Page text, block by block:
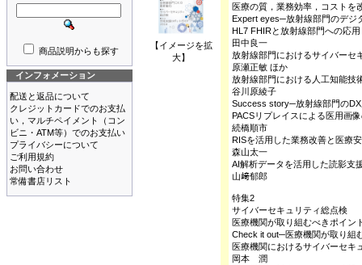
商品説明からも探す
インフォメーション
配送と返品について
クレジットカードでのお支払
い，マルチペイメント（コン
ビニ・ATM等）でのお支払い
プライバシーについて
ご利用規約
お問い合わせ
常備書店リスト
【イメージを拡
大】
医療の質，業務効率，コストを
Expert eyes─放射線部門のデジ
HL7 FHIRと放射線部門への応用
田中良一
放射線部門におけるサイバーセ
原瀬正敏 ほか
放射線部門における人工知能技
谷川原綾子
Success story─放射線部門の
PACSリプレイスによる医用画
続橋順市
RISを活用した業務改善と医療
森山太一
AI解析データを活用した読影支
山﨑郁郎
特集2
サイバーセキュリティ総点検
医療機関が取り組むべきポイン
Check it out─医療機関が取り組
医療機関におけるサイバーセキ
岡本 潤